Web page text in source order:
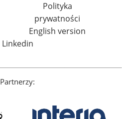
Polityka
prywatności
English version
Linkedin
Partnerzy: